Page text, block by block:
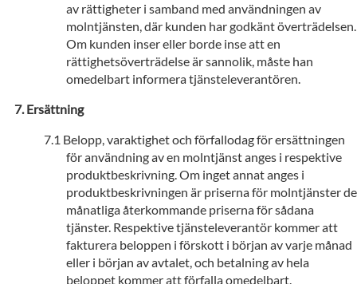
av rättigheter i samband med användningen av
molntjänsten, där kunden har godkänt överträdelsen.
Om kunden inser eller borde inse att en
rättighetsöverträdelse är sannolik, måste han
omedelbart informera tjänsteleverantören.
Ersättning
Belopp, varaktighet och förfallodag för ersättningen
för användning av en molntjänst anges i respektive
produktbeskrivning. Om inget annat anges i
produktbeskrivningen är priserna för molntjänster de
månatliga återkommande priserna för sådana
tjänster. Respektive tjänsteleverantör kommer att
fakturera beloppen i förskott i början av varje månad
eller i början av avtalet, och betalning av hela
beloppet kommer att förfalla omedelbart.